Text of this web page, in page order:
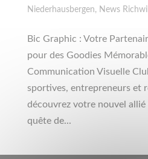
Niederhausbergen, News
Bic Graphic : Votre
pour des Goodies
Communication Visuelle
sportives, entrepreneurs et
découvrez votre nouvel
quête de...